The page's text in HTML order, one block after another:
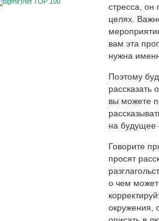
стресса, он
целях.
вам эта
нужна
Поэтому
рассказать
вы можете
на будущее
Говорите
просят
о чем
окружения,